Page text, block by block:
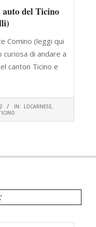
auto del Ticino
Comino (leggi qui
curiosa di andare a
canton Ticino e
IN: LOCARNESE,